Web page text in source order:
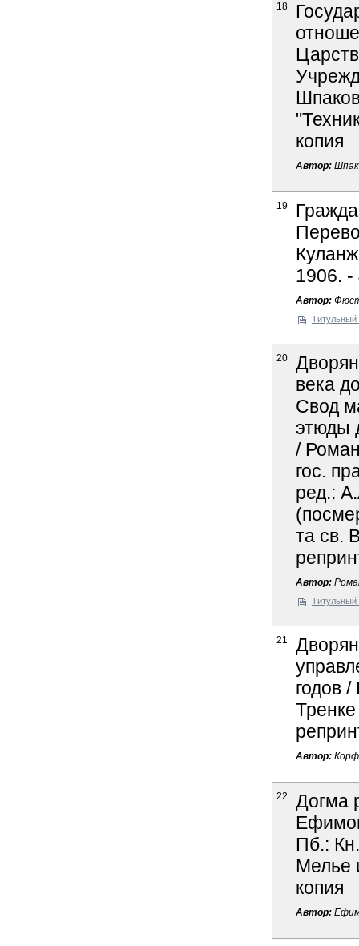
18
копия
Автор:
19
1906. -
Автор:
Титульный
20
века
Свод
этюды
/
гос.
ред.:
та св.
Автор:
Титульный
21
годов
Автор:
22
Догма
Пб.:
Мелье
копия
Автор: